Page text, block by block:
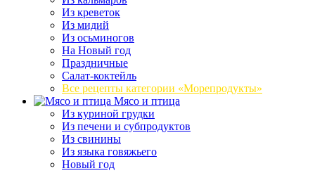
Из креветок
Из мидий
Из осьминогов
На Новый год
Праздничные
Салат-коктейль
Все рецепты категории «Морепродукты»
Мясо и птица
Из куриной грудки
Из печени и субпродуктов
Из свинины
Из языка говяжьего
Новый год